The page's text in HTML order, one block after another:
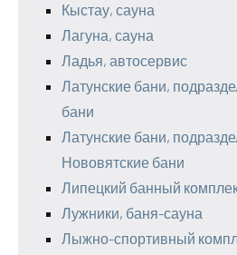
Кыстау, сауна
Лагуна, сауна
Ладья, автосервис
Латунские бани,
бани
Латунские бани,
Нововятские бани
Липецкий банный
Лужники, баня-сауна
Лыжно-спортивный